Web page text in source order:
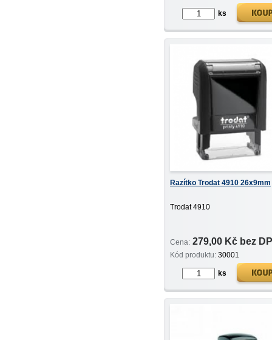
ks
Razítko Trodat 4910 26x9mm
Trodat 4910
Cena: 279,00 Kč bez
Kód produktu: 30001
ks